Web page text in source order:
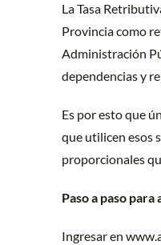
La Tasa
Provincia como
Administración
dependencias y
Es por esto que
que utilicen esos
proporcionales
Paso a paso
Ingresar en